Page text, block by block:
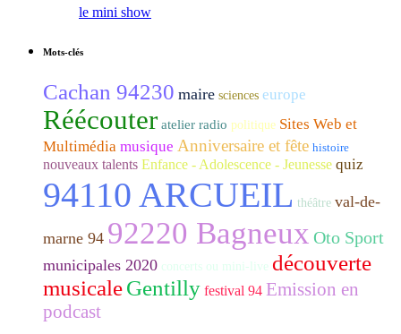
le mini show
Mots-clés
Cachan 94230 maire sciences europe
Réécouter atelier radio politique Sites Web et
Multimédia musique Anniversaire et fête histoire
nouveaux talents Enfance - Adolescence - Jeunesse quiz
94110 ARCUEIL théâtre val-de-
marne 94 92220 Bagneux Oto Sport
municipales 2020 concerts ou mini-live découverte
musicaleGentilly festival 94 Emission en
podcast